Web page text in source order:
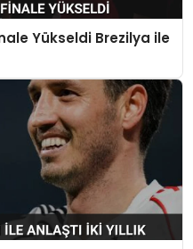
Yükseldi Brezilya ile